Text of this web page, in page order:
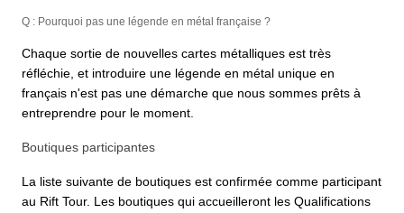
Q : Pourquoi pas une légende en métal française ?
Chaque sortie de nouvelles cartes métalliques est très
réfléchie, et introduire une légende en métal unique en
français n'est pas une démarche que nous sommes prêts à
entreprendre pour le moment.
Boutiques participantes
La liste suivante de boutiques est confirmée comme participant
au Rift Tour. Les boutiques qui accueilleront les Qualifications